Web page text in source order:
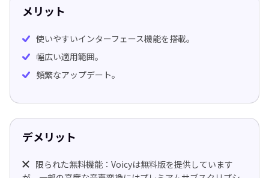
メリット
使いやすいインターフェース機能を搭載。
幅広い適用範囲。
頻繁なアップデート。
デメリット
限られた無料機能：Voicyは無料版を提供しています